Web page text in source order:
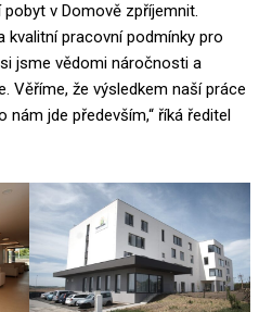
v Domově zpříjemnit.
kvalitní pracovní podmínky pro
jsme vědomi náročnosti a
Věříme, že výsledkem naší práce
jde především,“ říká ředitel